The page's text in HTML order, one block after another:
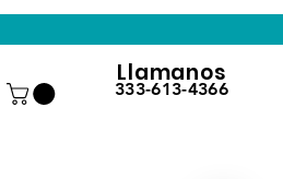
Llamanos
333-613-4366